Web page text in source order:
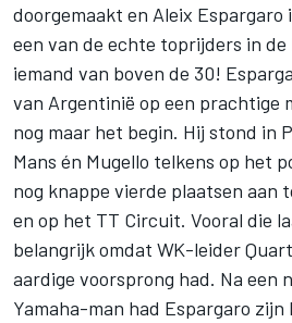
doorgemaakt en Aleix Espargaro
een van de echte toprijders in de
iemand van boven de 30!
van Argentinië op een prachtige
nog maar het begin. Hij stond in
Mans én Mugello telkens op het
nog knappe vierde plaatsen aan
en op het TT Circuit. Vooral die
belangrijk omdat WK-leider
aardige voorsprong had. Na een
Yamaha-man had Espargaro